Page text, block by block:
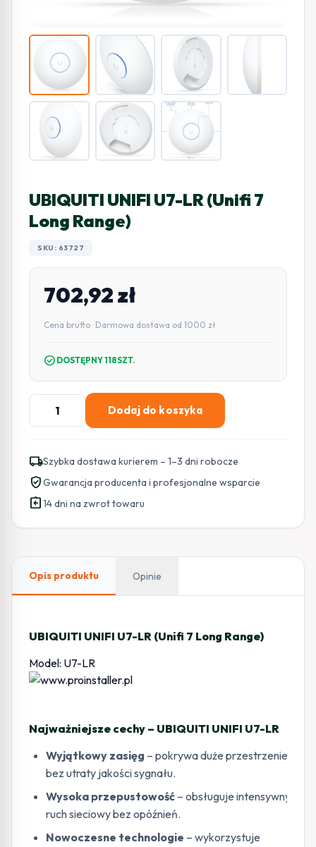
UBIQUITI UNIFI U7-LR (Unifi 7
Long Range)
SKU: 63727
702,92zł
Cena brutto · Darmowa dostawa od 1000 zł
check_circle DOSTĘPNY 118SZT.
ilość
UBIQUITI
U7-
LR
(Unifi
7
Dodaj do koszyka
local_shippingSzybka dostawa kurierem – 1–3 dni robocze
verified_userGwarancja producenta i profesjonalne wsparcie
assignment_return14 dni na zwrot towaru
Opis produktu Opinie
UBIQUITI UNIFI U7-LR (Unifi 7 Long Range)
Model: U7-LR
Najważniejsze cechy – UBIQUITI UNIFI U7-LR
Wyjątkowy zasięg – pokrywa duże przestrzenie
bez utraty jakości sygnału.
Wysoka przepustowość – obsługuje intensywny
ruch sieciowy bez opóźnień.
Nowoczesne technologie – wykorzystuje